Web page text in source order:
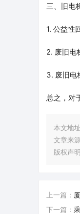
三、旧电
1. 公益性
2. 废旧电
3. 废旧电
总之，对
本文地址
文章来源
版权声
上一篇：
下一篇：